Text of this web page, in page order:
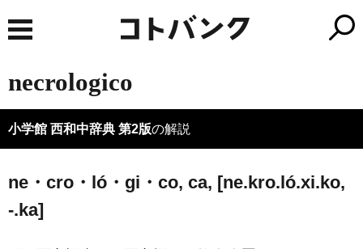
necrologico
小学館 西和中辞典 第2版の解説
ne・cro・ló・gi・co, ca, [ne.kro.ló.xi.ko,
-.ka]